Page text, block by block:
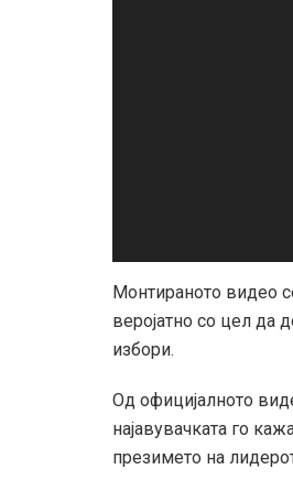
Монтираното видео
веројатно со цел да
избори.
Од официјалното
најавувачката го
презимето на